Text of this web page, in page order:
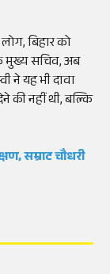
बिहार को
मुख्य सचिव, अब
ने यह भी दावा
की नहीं थी, बल्कि
सम्राट चौधरी